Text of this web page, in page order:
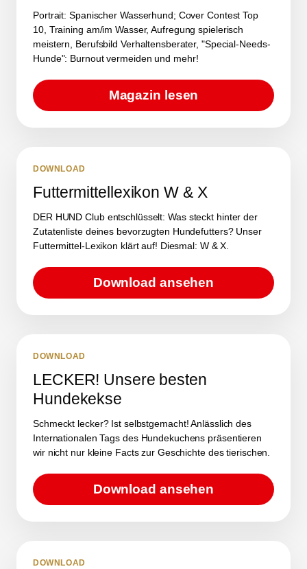
Portrait: Spanischer Wasserhund; Cover Contest Top
10, Training am/im Wasser, Aufregung spielerisch
meistern, Berufsbild Verhaltensberater, "Special-Needs-
Hunde": Burnout vermeiden und mehr!
Magazin lesen
DOWNLOAD
Futtermittellexikon W & X
DER HUND Club entschlüsselt: Was steckt hinter der
Zutatenliste deines bevorzugten Hundefutters? Unser
Futtermittel-Lexikon klärt auf! Diesmal: W & X.
Download ansehen
DOWNLOAD
LECKER! Unsere besten
Hundekekse
Schmeckt lecker? Ist selbstgemacht! Anlässlich des
Internationalen Tags des Hundekuchens präsentieren
wir nicht nur kleine Facts zur Geschichte des tierischen.
Download ansehen
DOWNLOAD